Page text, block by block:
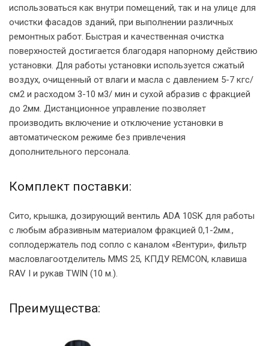
использоваться как внутри помещений, так и на улице для
очистки фасадов зданий, при выполнении различных
ремонтных работ. Быстрая и качественная очистка
поверхностей достигается благодаря напорному действию
установки. Для работы установки используется сжатый
воздух, очищенный от влаги и масла с давлением 5-7 кгс/
см2 и расходом 3-10 м3/ мин и сухой абразив с фракцией
до 2мм. Дистанционное управление позволяет
производить включение и отключение установки в
автоматическом режиме без привлечения
дополнительного персонала.
Комплект поставки:
Сито, крышка, дозирующий вентиль ADA 10SK для работы
с любым абразивным материалом фракцией 0,1-2мм.,
соплодержатель под сопло с каналом «Вентури», фильтр
масловлагоотделитель MMS 25, КПДУ REMCON, клавиша
RAV I и рукав TWIN (10 м.).
Преимущества: